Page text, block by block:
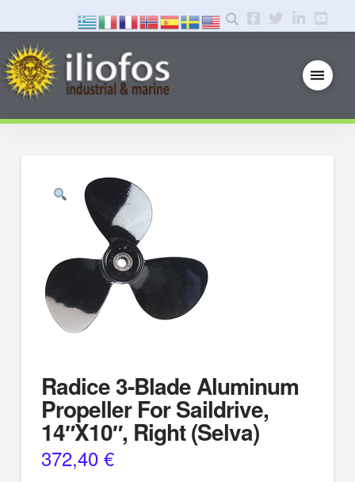
Radice 3-Blade Aluminum
Propeller For Saildrive,
14″X10″, Right (Selva)
372,40 €